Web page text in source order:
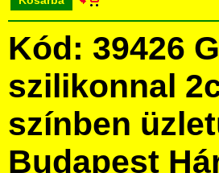
Kód: 39426
szilikonnal
színben
Budapest